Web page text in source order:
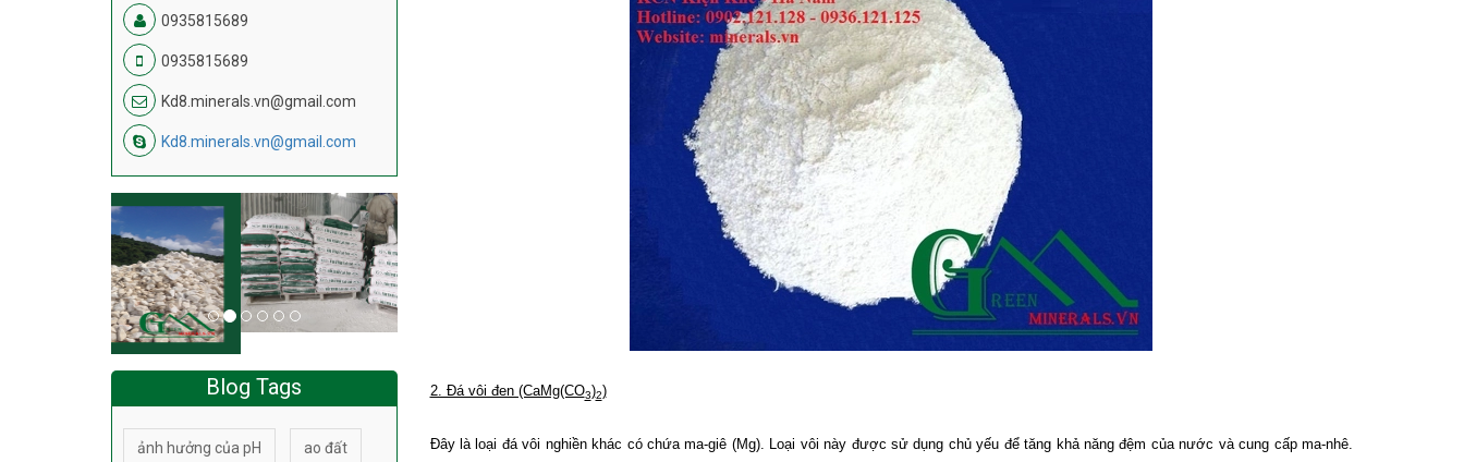
2. Đá vôi đen (CaMg(CO3)2)
Đây là loại đá vôi nghiền khác có chứa ma-giê (Mg). Loại vôi này được sử dụng chủ yếu để tăng khả năng đệm của nước và cung cấp ma-nhê.
0935815689
0935815689
Kd8.minerals.vn@gmail.com
Kd8.minerals.vn@gmail.com
Blog Tags
ảnh hưởng của pH ao đất